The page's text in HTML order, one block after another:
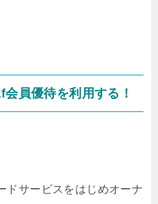
員優待を利用する！
ドサービスをはじめオーナ